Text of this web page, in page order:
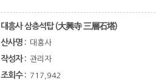
대흥사 삼층석탑 (大興寺 三層石塔)
산사명 : 대흥사
작성자 : 관리자
조회수 : 717,942